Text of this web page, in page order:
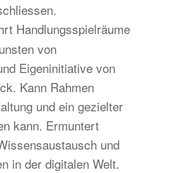
Handlungsspielräume
von
Eigeninitiative von
Kann Rahmen
und ein gezielter
kann. Ermuntert
und
in der digitalen Welt.